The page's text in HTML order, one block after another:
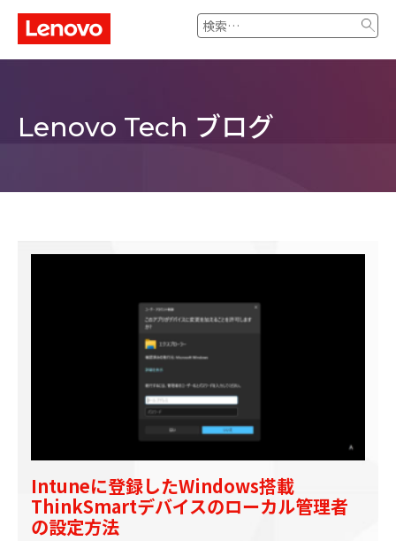
索:
Lenovo Tech ブログ
Intuneに登録したWindows搭載
ThinkSmartデバイスのローカル管理者
の設定方法